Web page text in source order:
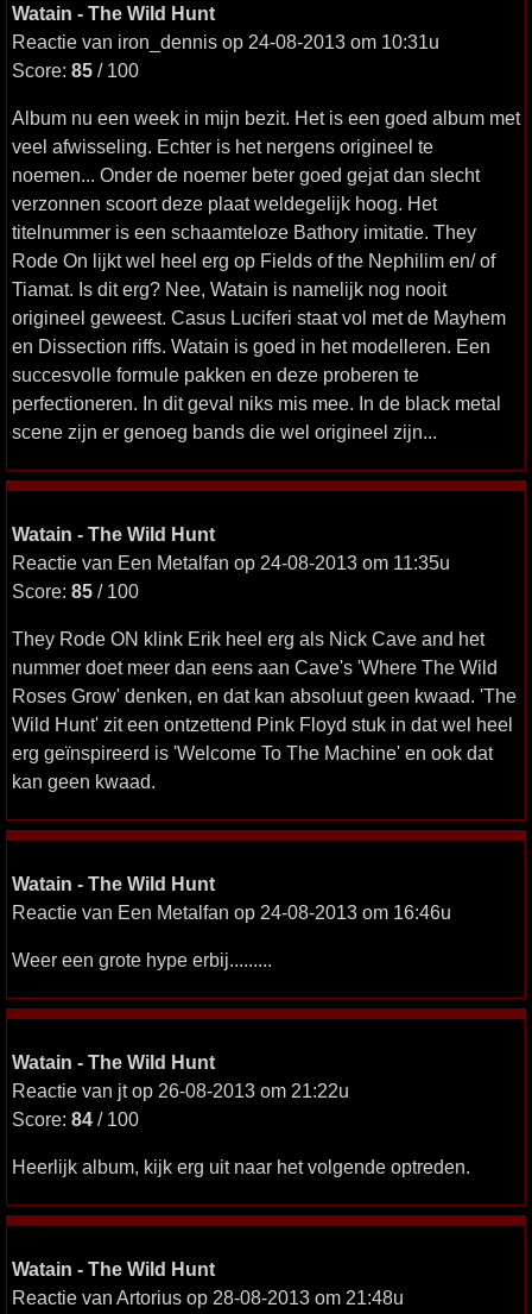
Watain - The Wild Hunt
Reactie van iron_dennis op 24-08-2013 om 10:31u
Score: 85 / 100
Album nu een week in mijn bezit. Het is een goed album met
veel afwisseling. Echter is het nergens origineel te
noemen... Onder de noemer beter goed gejat dan slecht
verzonnen scoort deze plaat weldegelijk hoog. Het
titelnummer is een schaamteloze Bathory imitatie. They
Rode On lijkt wel heel erg op Fields of the Nephilim en/ of
Tiamat. Is dit erg? Nee, Watain is namelijk nog nooit
origineel geweest. Casus Luciferi staat vol met de Mayhem
en Dissection riffs. Watain is goed in het modelleren. Een
succesvolle formule pakken en deze proberen te
perfectioneren. In dit geval niks mis mee. In de black metal
scene zijn er genoeg bands die wel origineel zijn...
Watain - The Wild Hunt
Reactie van Een Metalfan op 24-08-2013 om 11:35u
Score: 85 / 100
They Rode ON klink Erik heel erg als Nick Cave and het
nummer doet meer dan eens aan Cave's 'Where The Wild
Roses Grow' denken, en dat kan absoluut geen kwaad. 'The
Wild Hunt' zit een ontzettend Pink Floyd stuk in dat wel heel
erg geïnspireerd is 'Welcome To The Machine' en ook dat
kan geen kwaad.
Watain - The Wild Hunt
Reactie van Een Metalfan op 24-08-2013 om 16:46u
Weer een grote hype erbij.........
Watain - The Wild Hunt
Reactie van jt op 26-08-2013 om 21:22u
Score: 84 / 100
Heerlijk album, kijk erg uit naar het volgende optreden.
Watain - The Wild Hunt
Reactie van Artorius op 28-08-2013 om 21:48u